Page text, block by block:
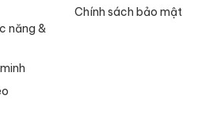
năng &
Chính sách bảo mật